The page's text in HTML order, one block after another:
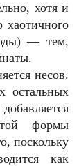
хотя и
хаотичного
— тем,
несов.
остальных
формы
поскольку
как